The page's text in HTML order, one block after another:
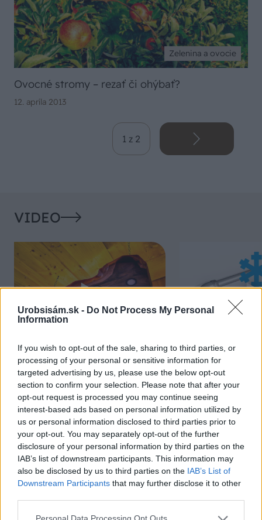
Urobsisám.sk - Do Not Process My Personal
Information
If you wish to opt-out of the sale, sharing to third parties, or
processing of your personal or sensitive information for
targeted advertising by us, please use the below opt-out
section to confirm your selection. Please note that after your
opt-out request is processed you may continue seeing
interest-based ads based on personal information utilized by
us or personal information disclosed to third parties prior to
your opt-out. You may separately opt-out of the further
disclosure of your personal information by third parties on the
IAB’s list of downstream participants. This information may
also be disclosed by us to third parties on the IAB’s List of
Downstream Participants that may further disclose it to other
Please note that this website/app uses one or more Google
Zelenina a ovocie
Ovocné stromy – rezať či ohýbať?
12. apríla 2013
1 z 2
VIDEO
Chcete dominantu interiéru,
ktorá pritiahne pohľady?
Vyrobte si takéto masívne
orechové svietidlo
Prečo klasická
potrubia v
ako to vyriešiť
NAJČÍTANEJŠIE
TÝŽDEŇ MESIAC